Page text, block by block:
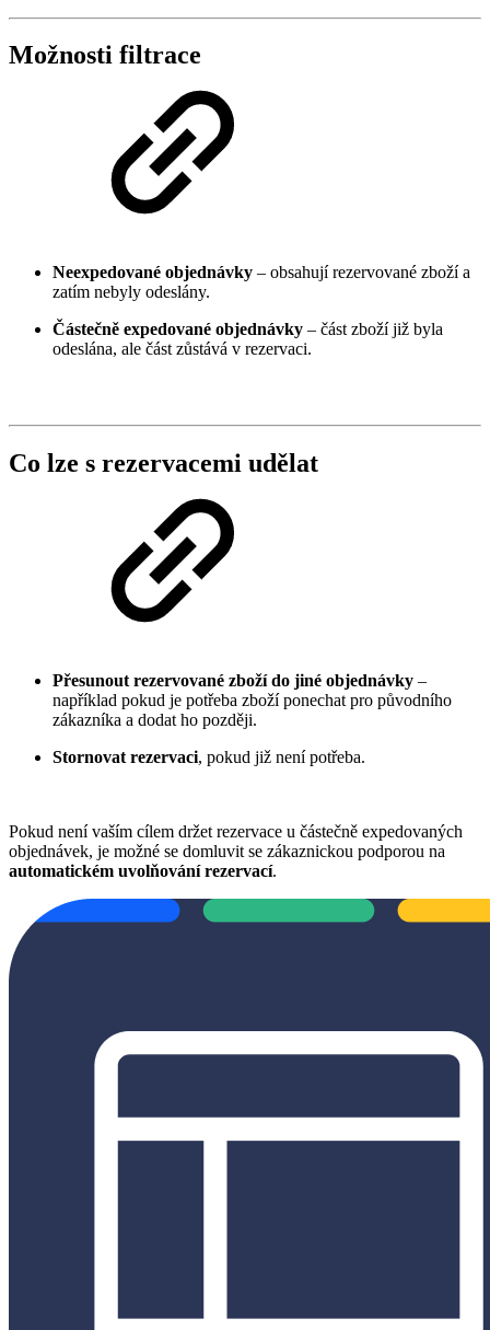
Možnosti filtrace
Neexpedované objednávky – obsahují rezervované zboží a
zatím nebyly odeslány.
Částečně expedované objednávky – část zboží již byla
odeslána, ale část zůstává v rezervaci.
Co lze s rezervacemi udělat
Přesunout rezervované zboží do jiné objednávky –
například pokud je potřeba zboží ponechat pro původního
zákazníka a dodat ho později.
Stornovat rezervaci, pokud již není potřeba.
Pokud není vaším cílem držet rezervace u částečně expedovaných
objednávek, je možné se domluvit se zákaznickou podporou na
automatickém uvolňování rezervací.